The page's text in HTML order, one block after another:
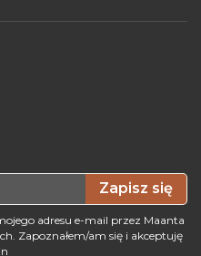
Zapisz się
adresu e-mail przez Maanta
Zapoznałem/am się i akceptuję